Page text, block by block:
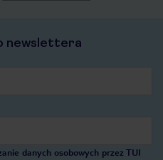
newslettera
danych osobowych przez TUI